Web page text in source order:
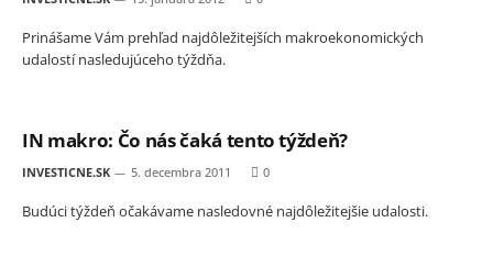
Prinášame Vám prehľad najdôležitejších makroekonomických
udalostí nasledujúceho týždňa.
IN makro: Čo nás čaká tento týždeň?
INVESTICNE.SK 5. decembra 2011 0
Budúci týždeň očakávame nasledovné najdôležitejšie udalosti.